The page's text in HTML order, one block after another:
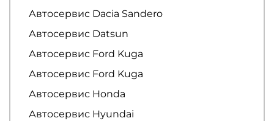
Автосервис Dacia Sandero
Автосервис Datsun
Автосервис Ford Kuga
Автосервис Ford Kuga
Автосервис Honda
Автосервис Hyundai